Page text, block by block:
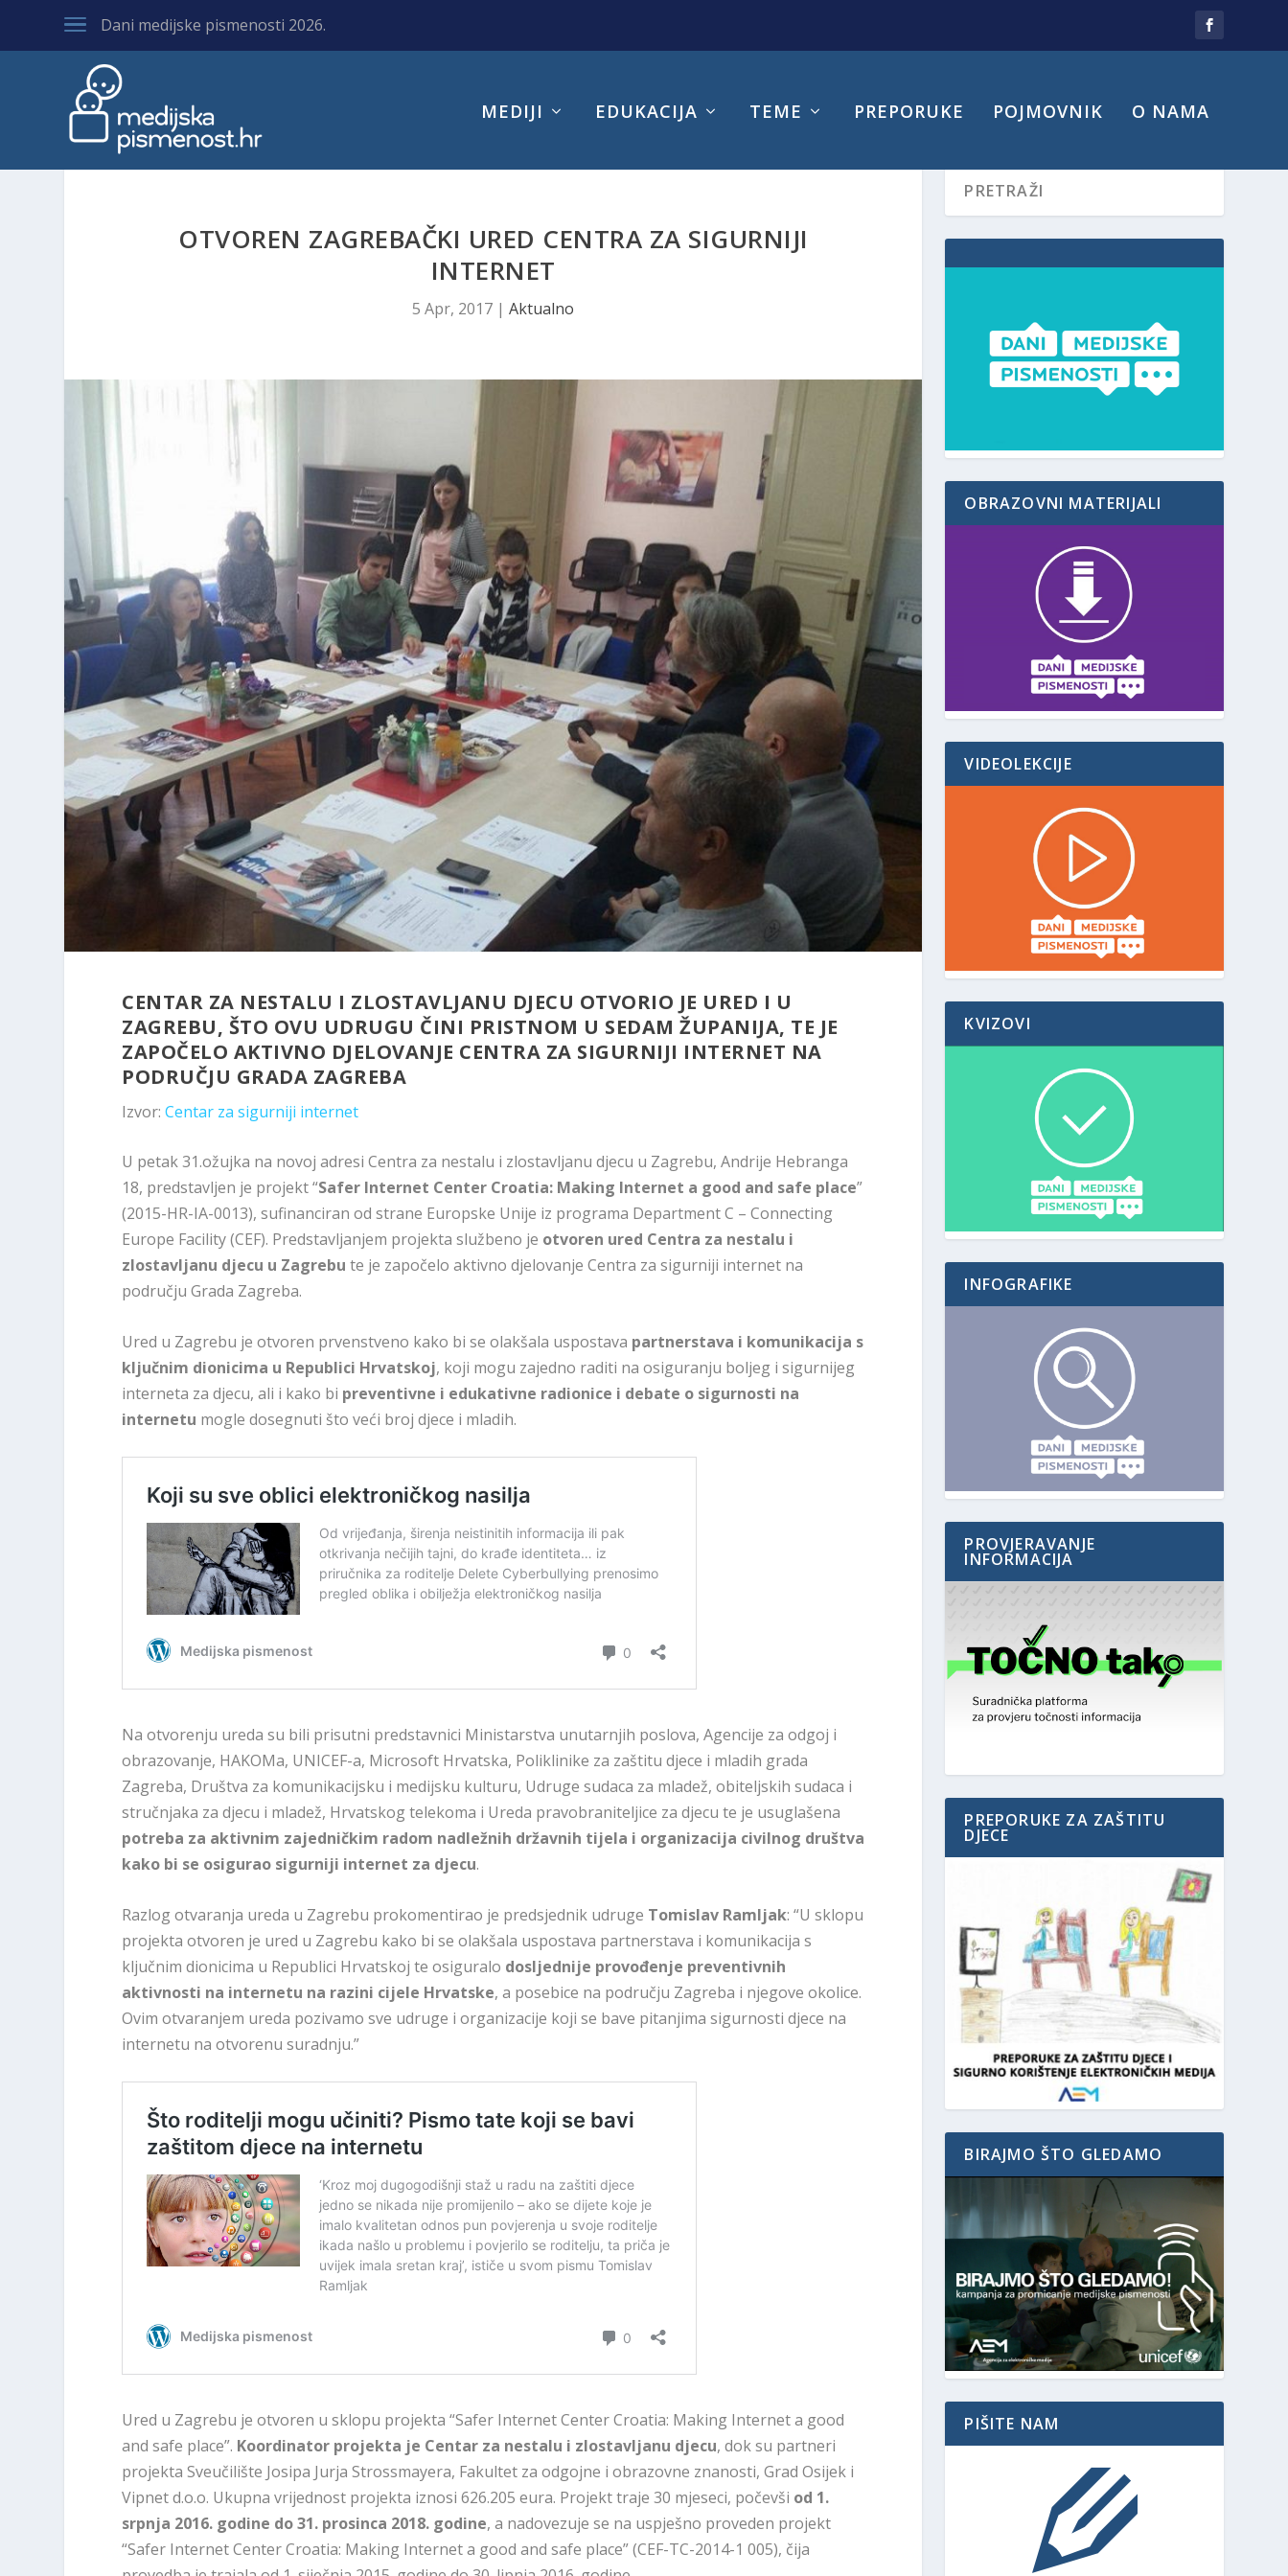
Dani medijske pismenosti 2026.
MEDIJI EDUKACIJA TEME PREPORUKE POJMOVNIK O NAMA
OTVOREN ZAGREBAČKI URED CENTRA ZA SIGURNIJI
INTERNET
5 Apr, 2017 |Aktualno
CENTAR ZA NESTALU I ZLOSTAVLJANU DJECU OTVORIO JE URED I U
ZAGREBU, ŠTO OVU UDRUGU ČINI PRISTNOM U SEDAM ŽUPANIJA, TE JE
ZAPOČELO AKTIVNO DJELOVANJE CENTRA ZA SIGURNIJI INTERNET NA
PODRUČJU GRADA ZAGREBA
Izvor:Centar za sigurniji internet
U petak 31.ožujka na novoj adresi Centra za nestalu i zlostavljanu djecu u Zagrebu, Andrije Hebranga
18, predstavljen je projekt “Safer Internet Center Croatia: Making Internet a good and safe place”
(2015-HR-IA-0013), sufinanciran od strane Europske Unije iz programa Department C – Connecting
Europe Facility (CEF). Predstavljanjem projekta službeno je otvoren ured Centra za nestalu i
zlostavljanu djecu u Zagrebu te je započelo aktivno djelovanje Centra za sigurniji internet na
području Grada Zagreba.
Ured u Zagrebu je otvoren prvenstveno kako bi se olakšala uspostava partnerstava i komunikacija s
ključnim dionicima u Republici Hrvatskoj, koji mogu zajedno raditi na osiguranju boljeg i sigurnijeg
interneta za djecu, ali i kako bi preventivne i edukativne radionice i debate o sigurnosti na
internetu mogle dosegnuti što veći broj djece i mladih.
Na otvorenju ureda su bili prisutni predstavnici Ministarstva unutarnjih poslova, Agencije za odgoj i
obrazovanje, HAKOMa, UNICEF-a, Microsoft Hrvatska, Poliklinike za zaštitu djece i mladih grada
Zagreba, Društva za komunikacijsku i medijsku kulturu, Udruge sudaca za mladež, obiteljskih sudaca i
stručnjaka za djecu i mladež, Hrvatskog telekoma i Ureda pravobraniteljice za djecu te je usuglašena
potreba za aktivnim zajedničkim radom nadležnih državnih tijela i organizacija civilnog društva
kako bi se osigurao sigurniji internet za djecu.
Razlog otvaranja ureda u Zagrebu prokomentirao je predsjednik udruge Tomislav Ramljak: “U sklopu
projekta otvoren je ured u Zagrebu kako bi se olakšala uspostava partnerstava i komunikacija s
ključnim dionicima u Republici Hrvatskoj te osiguralo dosljednije provođenje preventivnih
aktivnosti na internetu na razini cijele Hrvatske, a posebice na području Zagreba i njegove okolice.
Ovim otvaranjem ureda pozivamo sve udruge i organizacije koji se bave pitanjima sigurnosti djece na
internetu na otvorenu suradnju.”
Ured u Zagrebu je otvoren u sklopu projekta “Safer Internet Center Croatia: Making Internet a good
and safe place”. Koordinator projekta je Centar za nestalu i zlostavljanu djecu, dok su partneri
projekta Sveučilište Josipa Jurja Strossmayera, Fakultet za odgojne i obrazovne znanosti, Grad Osijek i
Vipnet d.o.o. Ukupna vrijednost projekta iznosi 626.205 eura. Projekt traje 30 mjeseci, počevši od 1.
srpnja 2016. godine do 31. prosinca 2018. godine, a nadovezuje se na uspješno proveden projekt
“Safer Internet Center Croatia: Making Internet a good and safe place” (CEF-TC-2014-1 005), čija
OBRAZOVNI MATERIJALI
VIDEOLEKCIJE
KVIZOVI
INFOGRAFIKE
PROVJERAVANJE
INFORMACIJA
PREPORUKE ZA ZAŠTITU
DJECE
BIRAJMO ŠTO GLEDAMO
PIŠITE NAM